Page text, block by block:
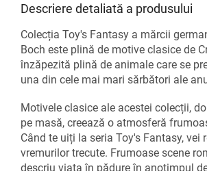
Descriere detaliată a produsului
Colecția Toy's Fantasy a mărcii
Boch este plină de motive clasice de
înzăpezită plină de animale care se
una din cele mai mari sărbători ale
Motivele clasice ale acestei colecții,
pe masă, creează o atmosferă
Când te uiți la seria Toy's Fantasy, vei
vremurilor trecute. Frumoase scene
descriu viața în pădure în anotimpul